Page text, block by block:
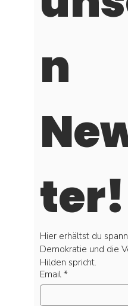
n
ter!
Hier erhältst du
Demokratie und die
Hilden spricht.
Email *